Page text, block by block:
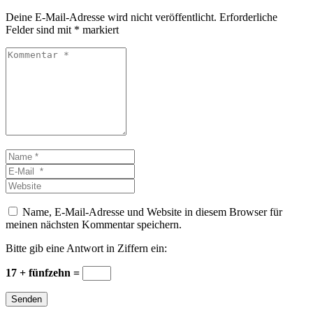
Deine E-Mail-Adresse wird nicht veröffentlicht. Erforderliche
Felder sind mit * markiert
Kommentar
Name
*E-
Mail
*
Website
Name, E-Mail-Adresse und Website in diesem Browser für
meinen nächsten Kommentar speichern.
Bitte gib eine Antwort in Ziffern ein:
17 + fünfzehn =
Senden